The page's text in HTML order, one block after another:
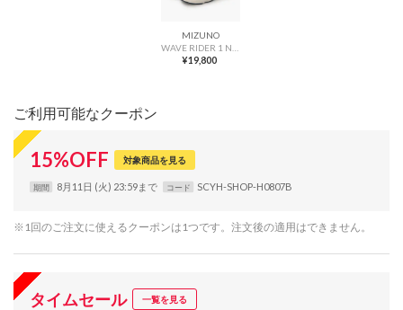
MIZUNO
¥19,800
ご利用可能なクーポン
15%OFF 対象商品を見る
期間 8月11日 (火) 23:59まで コード SCYH-SHOP-H0807B
※1回のご注文に使えるクーポンは1つです。注文後の適用はできません。
タイムセール 一覧を見る